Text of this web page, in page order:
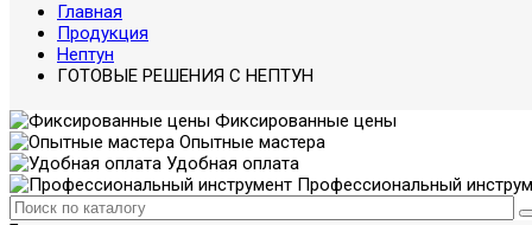
Главная
Продукция
Нептун
ГОТОВЫЕ РЕШЕНИЯ С НЕПТУН
Фиксированные цены
Опытные мастера
Удобная оплата
Профессиональный